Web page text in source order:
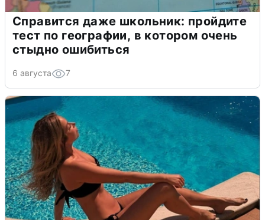
Справится даже школьник: пройдите
тест по географии, в котором очень
стыдно ошибиться
6 августа 7